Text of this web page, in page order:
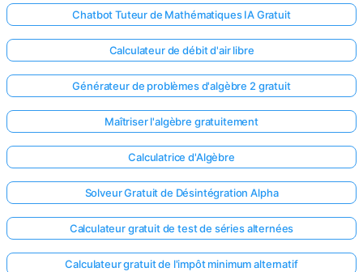
Chatbot Tuteur de Mathématiques IA Gratuit
Calculateur de débit d'air libre
Générateur de problèmes d'algèbre 2 gratuit
Maîtriser l'algèbre gratuitement
Calculatrice d'Algèbre
Solveur Gratuit de Désintégration Alpha
Calculateur gratuit de test de séries alternées
Calculateur gratuit de l'impôt minimum alternatif